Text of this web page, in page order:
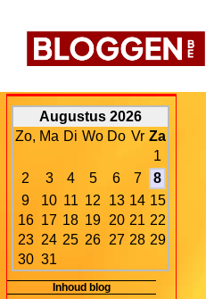
Augustus 2026
Zo, Ma Di Wo Do Vr Za
1
2
3 4 5 6 7
8
9
10 11 12 13 14 15
16 17 18 19 20 21 22
23 24 25 26 27 28 29
30 31
Inhoud blog